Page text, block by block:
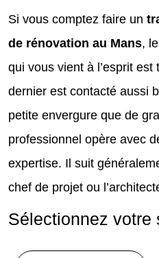
Si vous comptez faire un
de rénovation au Mans,
qui vous vient à l’esprit
dernier est contacté aussi
petite envergure que de
professionnel opère avec
expertise. Il suit
chef de projet ou
Sélectionnez votre